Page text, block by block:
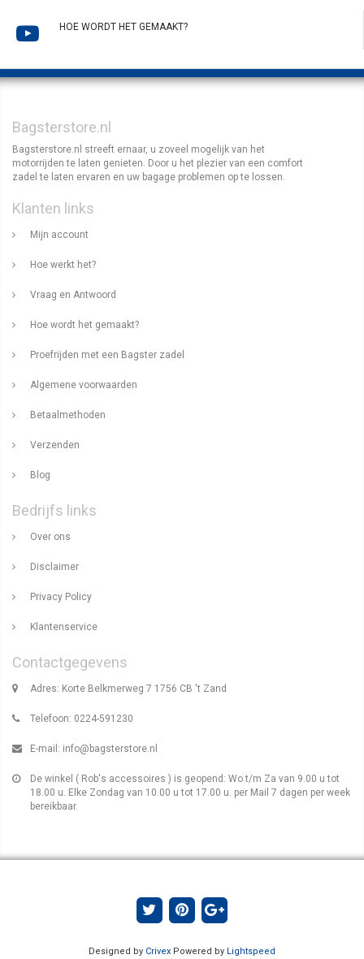
HOE WORDT HET GEMAAKT?
Bagsterstore.nl
Bagsterstore.nl streeft ernaar, u zoveel mogelijk van het
motorrijden te laten genieten. Door u het plezier van een comfort
zadel te laten ervaren en uw bagage problemen op te lossen.
Klanten links
Mijn account
Hoe werkt het?
Vraag en Antwoord
Hoe wordt het gemaakt?
Proefrijden met een Bagster zadel
Algemene voorwaarden
Betaalmethoden
Verzenden
Blog
Bedrijfs links
Over ons
Disclaimer
Privacy Policy
Klantenservice
Contactgegevens
Adres: Korte Belkmerweg 7 1756 CB 't Zand
Telefoon: 0224-591230
E-mail: info@bagsterstore.nl
De winkel ( Rob's accessoires ) is geopend: Wo t/m Za van 9.00 u tot
18.00 u. Elke Zondag van 10.00 u tot 17.00 u. per Mail 7 dagen per week
bereikbaar.
Designed by Crivex Powered by Lightspeed